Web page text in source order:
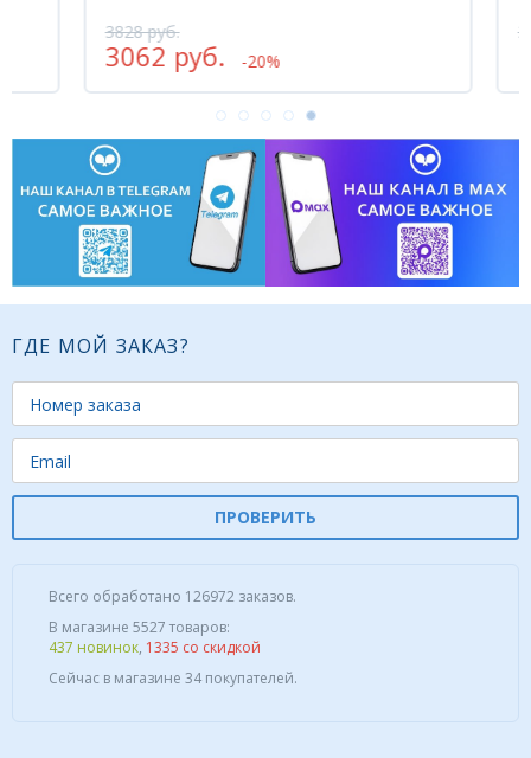
3828 руб.
3062 руб. -20%
ГДЕ МОЙ ЗАКАЗ?
ПРОВЕРИТЬ
Всего обработано 126972 заказов.
В магазине 5527 товаров:
437 новинок, 1335 со скидкой
Сейчас в магазине 34 покупателей.